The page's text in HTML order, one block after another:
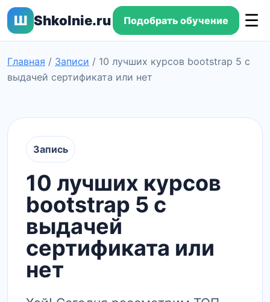
Ш Shkolnie.ru Подобрать обучение ☰
Главная / Записи / 10 лучших курсов bootstrap 5 с
выдачей сертификата или нет
Запись
10 лучших курсов
bootstrap 5 с
выдачей
сертификата или
нет